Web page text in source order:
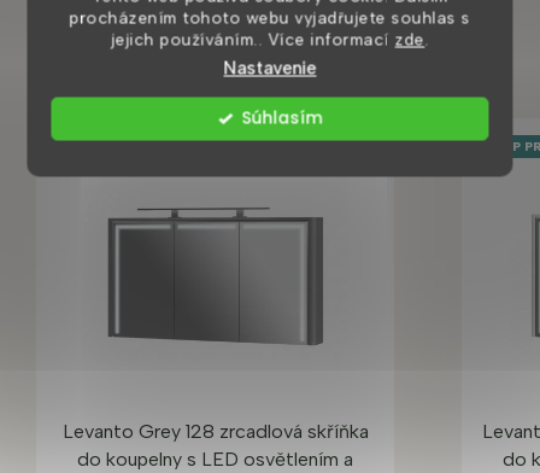
procházením tohoto webu vyjadřujete souhlas s
jejich používáním.. Více informací zde.
Nastavenie
Súhlasím
Mohlo by se vám také líbit
TOP PRODUKT
Levanto Grey 128 zrcadlová skříňka
do koupelny s LED osvětlením a
TOP
do